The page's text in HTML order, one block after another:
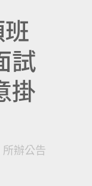
試
掛
所辦公告